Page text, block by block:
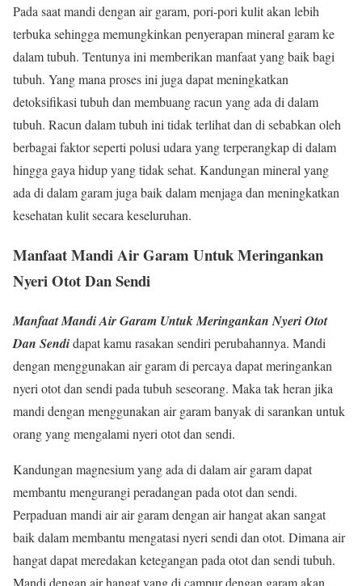
Pada saat mandi dengan air garam, pori-pori kulit akan lebih
terbuka sehingga memungkinkan penyerapan mineral garam ke
dalam tubuh. Tentunya ini memberikan manfaat yang baik bagi
tubuh. Yang mana proses ini juga dapat meningkatkan
detoksifikasi tubuh dan membuang racun yang ada di dalam
tubuh. Racun dalam tubuh ini tidak terlihat dan di sebabkan oleh
berbagai faktor seperti polusi udara yang terperangkap di dalam
hingga gaya hidup yang tidak sehat. Kandungan mineral yang
ada di dalam garam juga baik dalam menjaga dan meningkatkan
kesehatan kulit secara keseluruhan.
Manfaat Mandi Air Garam Untuk Meringankan
Nyeri Otot Dan Sendi
Manfaat Mandi Air Garam Untuk Meringankan Nyeri Otot
Dan Sendidapat kamu rasakan sendiri perubahannya. Mandi
dengan menggunakan air garam di percaya dapat meringankan
nyeri otot dan sendi pada tubuh seseorang. Maka tak heran jika
mandi dengan menggunakan air garam banyak di sarankan untuk
orang yang mengalami nyeri otot dan sendi.
Kandungan magnesium yang ada di dalam air garam dapat
membantu mengurangi peradangan pada otot dan sendi.
Perpaduan mandi air air garam dengan air hangat akan sangat
baik dalam membantu mengatasi nyeri sendi dan otot. Dimana air
hangat dapat meredakan ketegangan pada otot dan sendi tubuh.
Mandi dengan air hangat yang di campur dengan garam akan